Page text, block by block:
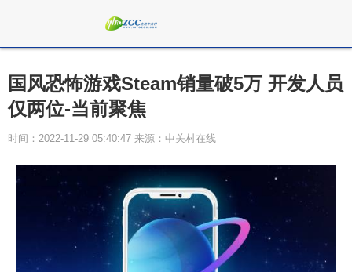
国风恐怖游戏Steam销量破5万 开发人员
仅两位-当前聚焦
时间：2022-11-29 05:40:47 来源：中关村在线